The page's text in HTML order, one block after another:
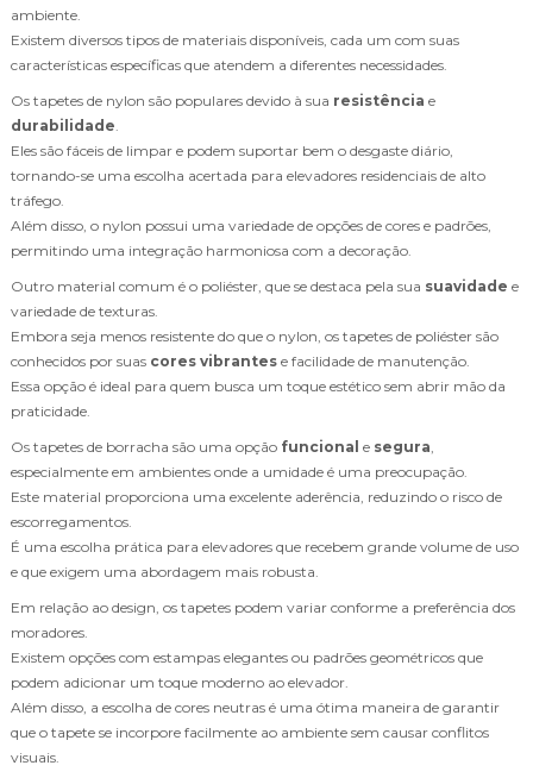
ambiente.
Existem diversos tipos de materiais disponíveis, cada um com suas
características específicas que atendem a diferentes necessidades.
Os tapetes de nylon são populares devido à sua resistência e
durabilidade
Eles são fáceis de limpar e podem suportar bem o desgaste diário,
tornando-se uma escolha acertada para elevadores residenciais de alto
tráfego.
Além disso, o nylon possui uma variedade de opções de cores e padrões,
permitindo uma integração harmoniosa com a decoração.
Outro material comum é o poliéster, que se destaca pela sua suavidade e
variedade de texturas.
Embora seja menos resistente do que o nylon, os tapetes de poliéster são
conhecidos por suas cores vibrantes e facilidade de manutenção.
Essa opção é ideal para quem busca um toque estético sem abrir mão da
praticidade.
Os tapetes de borracha são uma opção funcional e segura
especialmente em ambientes onde a umidade é uma preocupação.
Este material proporciona uma excelente aderência, reduzindo o risco de
escorregamentos.
É uma escolha prática para elevadores que recebem grande volume de uso
e que exigem uma abordagem mais robusta.
Em relação ao design, os tapetes podem variar conforme a preferência dos
moradores.
Existem opções com estampas elegantes ou padrões geométricos que
podem adicionar um toque moderno ao elevador.
Além disso, a escolha de cores neutras é uma ótima maneira de garantir
que o tapete se incorpore facilmente ao ambiente sem causar conflitos
visuais.